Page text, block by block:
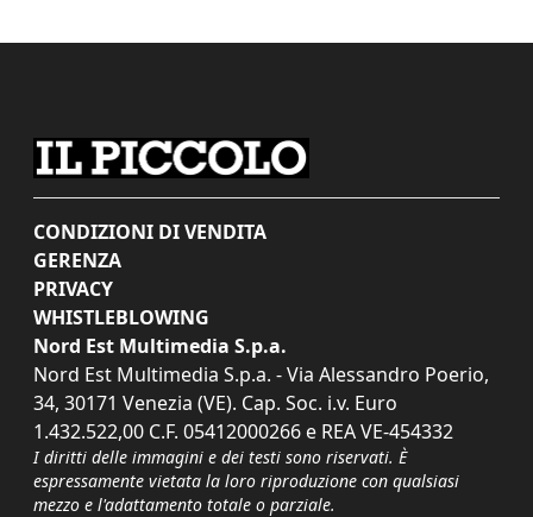
CONDIZIONI DI VENDITA
GERENZA
PRIVACY
WHISTLEBLOWING
Nord Est Multimedia S.p.a.
Nord Est Multimedia S.p.a. - Via Alessandro Poerio,
34, 30171 Venezia (VE). Cap. Soc. i.v. Euro
1.432.522,00 C.F. 05412000266 e REA VE-454332
I diritti delle immagini e dei testi sono riservati. È
espressamente vietata la loro riproduzione con qualsiasi
mezzo e l'adattamento totale o parziale.